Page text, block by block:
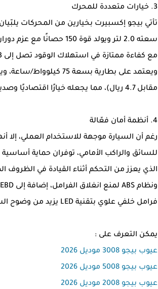
3. خيارات متعددة للمحرك
تأتي بيجو إكسبيرت بخيارين من المحركات
مقابل 4.7 ريال)، مما يجعله خيارًا اقتصاديًا وصديقًا للبيئة.
4. أنظمة أمان فعّالة
رغم أن السيارة موجهة للاستخدام العملي، إلا
الذي يعزز من التحكم أثناء القيادة في
فرامل خلفي علوي بتقنية LED يزيد من وضوح السيارة للمركبات الخلفية.
يمكن التعرف على :
عيوب بيجو 3008 موديل 2026
عيوب بيجو 5008 موديل 2026
عيوب بيجو 2008 موديل 2026